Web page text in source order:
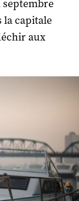
septembre
la capitale
aux